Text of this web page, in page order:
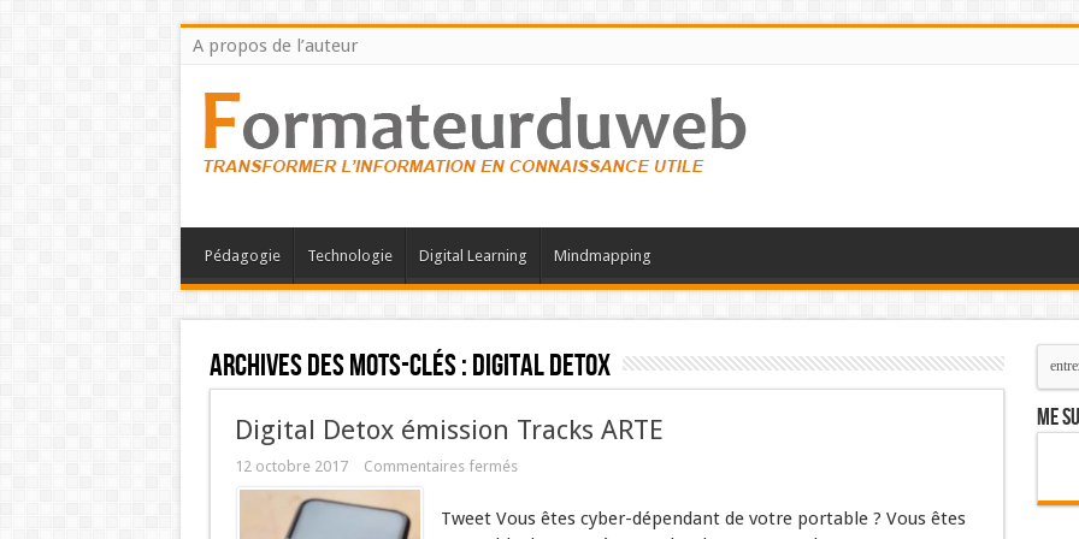
A propos de l’auteur
Pédagogie Technologie Digital Learning Mindmapping
Archives des mots-clés :Digital Detox
Digital Detox émission Tracks ARTE
12 octobre 2017 Commentaires fermés
Tweet Vous êtes cyber-dépendant de votre portable ? Vous êtes
Me